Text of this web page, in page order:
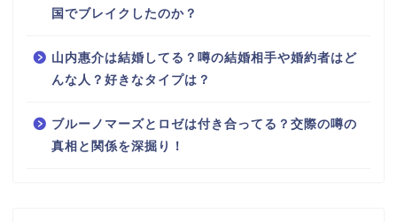
国でブレイクしたのか？
山内惠介は結婚してる？噂の結婚相手や婚約者はど
んな人？好きなタイプは？
ブルーノマーズとロゼは付き合ってる？交際の噂の
真相と関係を深掘り！